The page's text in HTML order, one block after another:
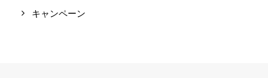
キャンペーン